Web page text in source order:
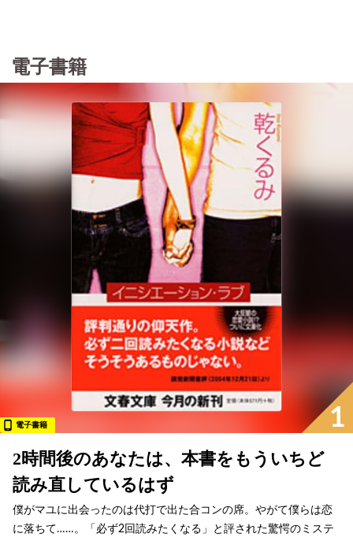
電子書籍
1
電子書籍
2時間後のあなたは、本書をもういちど
読み直しているはず
僕がマユに出会ったのは代打で出た合コンの席。やがて僕らは恋
に落ちて……。「必ず2回読みたくなる」と評された驚愕のミステ